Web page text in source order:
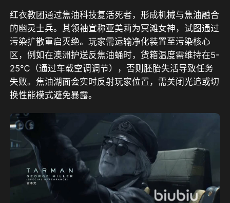
红衣教团通过焦油科技复活死者，形成机械与焦油融合
的幽灵士兵。其领袖宣称亚美莉为冥滩女神，试图通过
污染扩散重启灭绝。玩家需运输净化装置至污染核心
区，例如在澳洲护送反焦油蛹时，货箱温度需维持在5-
25℃（通过车载空调调节），否则胚胎失活导致任务
失败。焦油湖面会实时反射玩家位置，需关闭光追或切
换性能模式避免暴露。